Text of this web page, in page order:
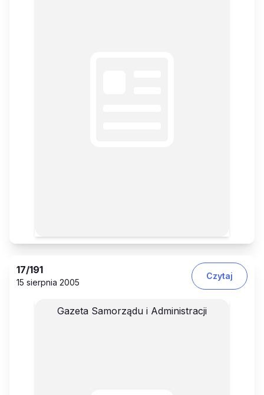
17/191
15 sierpnia 2005
Czytaj
Gazeta Samorządu i Administracji